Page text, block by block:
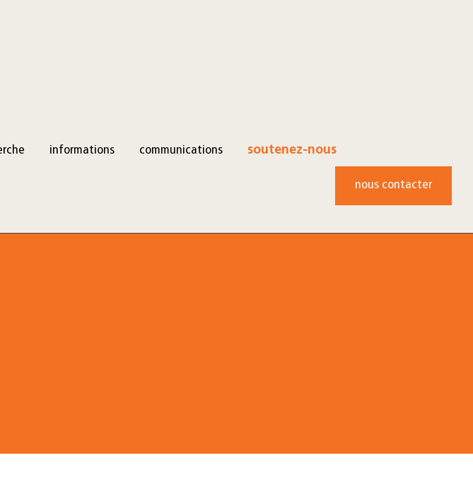
informations communications soutenez-nous
nous contacter